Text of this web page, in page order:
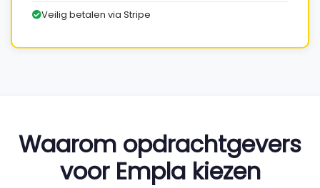
Veilig betalen via Stripe
Waarom opdrachtgevers
voor Empla kiezen